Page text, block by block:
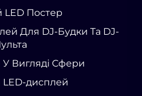
LED Постер
Для DJ-Будки Та DJ-
Вигляді Сфери
дисплей